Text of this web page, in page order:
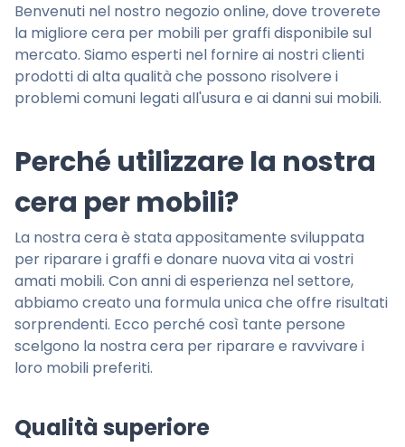
Benvenuti nel nostro negozio online, dove troverete
la migliore cera per mobili per graffi disponibile sul
mercato. Siamo esperti nel fornire ai nostri clienti
prodotti di alta qualità che possono risolvere i
problemi comuni legati all'usura e ai danni sui mobili.
Perché utilizzare la nostra
cera per mobili?
La nostra cera è stata appositamente sviluppata
per riparare i graffi e donare nuova vita ai vostri
amati mobili. Con anni di esperienza nel settore,
abbiamo creato una formula unica che offre risultati
sorprendenti. Ecco perché così tante persone
scelgono la nostra cera per riparare e ravvivare i
loro mobili preferiti.
Qualità superiore